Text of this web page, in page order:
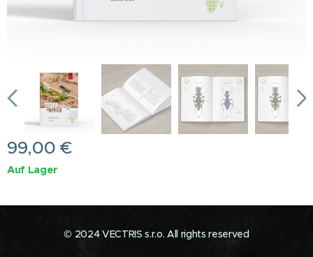
99,00 €
Auf Lager
© 2024 VECTRIS s.r.o. All rights reserved